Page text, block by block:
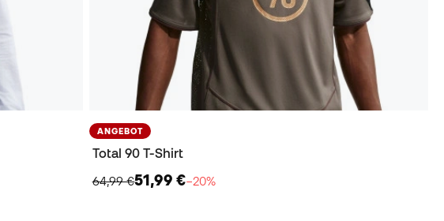
ANGEBOT
Total 90 T-Shirt
64,99 €51,99 €−20%